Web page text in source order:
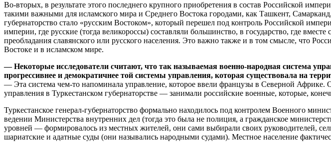
Во-вторых, в результате этого последнего крупного приобретения в состав Российской
такими важными для исламского мира и Среднего Востока городами, как Ташкент,
губернаторство стало «русским Востоком», который перешел под контроль Российской
империи, где русские (тогда великороссы) составляли большинство, в государство, где
преобладания славянского или русского населения. Это важно также и в том смысле, что
Востоке и в исламском мире.
— Некоторые исследователи считают, что так называемая военно-народная система
прогрессивнее и демократичнее той системы управления, которая существовала на
— Эта система чем-то напоминала управление, которое ввели французы в Северной Африке.
управления в Туркестанском губернаторстве — занимали российские военные, которые,
Туркестанское генерал-губернаторство формально находилось под контролем Военного
ведении Министерства внутренних дел (тогда это была не полиция, а гражданское
уровней — формировалось из местных жителей, они сами выбирали своих руководителей,
шариатские и адатные суды (они назывались народными судами). Местное население